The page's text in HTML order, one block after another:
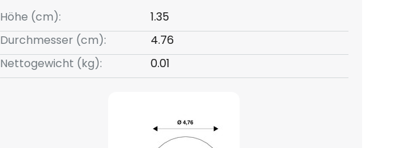
Höhe (cm):
1.35
Durchmesser (cm):
4.76
Nettogewicht (kg):
0.01